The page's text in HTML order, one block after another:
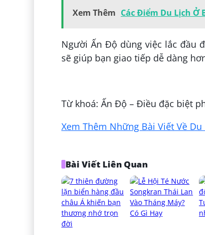
Xem Thêm Các Điểm Du Lịch Ở
Người Ấn Độ dùng việc lắc đầu
sẽ giúp bạn giao tiếp dễ dàng
Từ khoá: Ấn Độ – Điều đặc biệt
Xem Thêm Những Bài Viết Về
Bài Viết Liên Quan